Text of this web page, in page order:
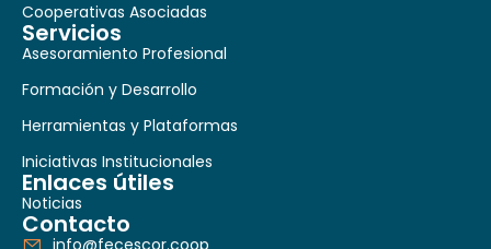
Cooperativas Asociadas
Servicios
Asesoramiento Profesional
Formación y Desarrollo
Herramientas y Plataformas
Iniciativas Institucionales
Enlaces útiles
Noticias
Contacto